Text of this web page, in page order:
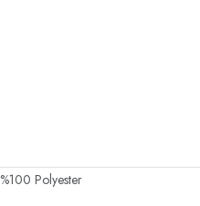
%100 Polyester